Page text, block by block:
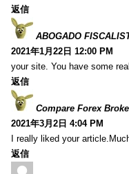
返信
ABOGADO
2021年1月22日 12:00 PM
your site. You have some
返信
Compare Forex
2021年3月2日 4:04 PM
I really liked your
返信